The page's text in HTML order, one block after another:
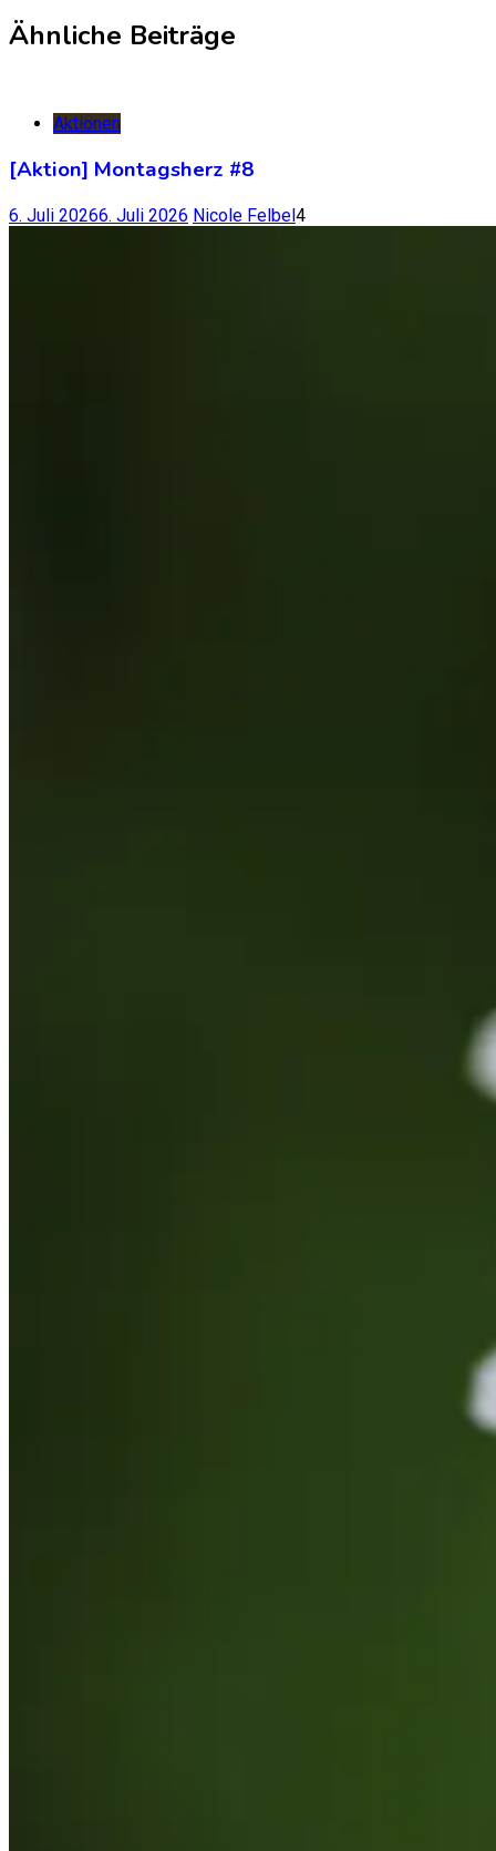
Ähnliche Beiträge
Aktionen
[Aktion] Montagsherz #8
6. Juli 20266. Juli 2026 Nicole Felbel4